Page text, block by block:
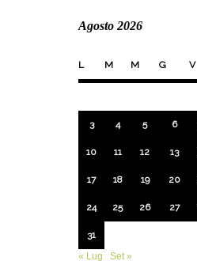
Agosto 2026
L M M G V
3 4 5 6
10 11 12 13
17 18 19 20
24 25 26 27
31
« Lug
Set »